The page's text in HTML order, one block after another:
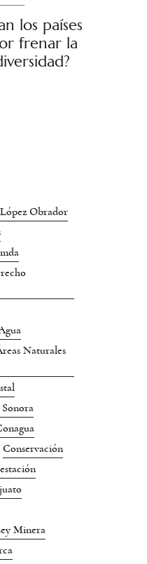
los países
frenar la
Obrador
Naturales
Conservación
Minera